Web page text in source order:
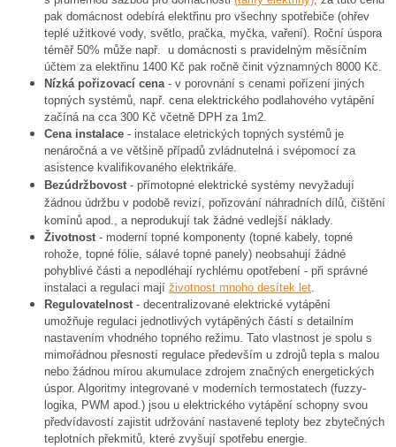
pak domácnost odebírá elektřinu pro všechny spotřebiče (ohřev
teplé užitkové vody, světlo, pračka, myčka, vaření). Roční úspora
téměř 50% může např. u domácnosti s pravidelným měsíčním
účtem za elektřinu 1400 Kč pak ročně činit významných 8000 Kč.
Nízká pořizovací cena - v porovnání s cenami pořízení jiných
topných systémů, např. cena elektrického podlahového vytápění
začíná na cca 300 Kč včetně DPH za 1m2.
Cena instalace - instalace eletrických topných systémů je
nenáročná a ve většině případů zvládnutelná i svépomocí za
asistence kvalifikovaného elektrikáře.
Bezúdržbovost - přímotopné elektrické systémy nevyžadují
žádnou údržbu v podobě revizí, pořizování náhradních dílů, čištění
komínů apod., a neprodukují tak žádné vedlejší náklady.
Životnost - moderní topné komponenty (topné kabely, topné
rohože, topné fólie, sálavé topné panely) neobsahují žádné
pohyblivé části a nepodléhají rychlému opotřebení - při správné
instalaci a regulaci mají životnost mnoho desítek let
Regulovatelnost - decentralizované elektrické vytápění
umožňuje regulaci jednotlivých vytápěných částí s detailním
nastavením vhodného topného režimu. Tato vlastnost je spolu s
mimořádnou přesností regulace především u zdrojů tepla s malou
nebo žádnou mírou akumulace zdrojem značných energetických
úspor. Algoritmy integrované v moderních termostatech (fuzzy-
logika, PWM apod.) jsou u elektrického vytápění schopny svou
předvídavostí zajistit udržování nastavené teploty bez zbytečných
teplotních překmitů, které zvyšují spotřebu energie.